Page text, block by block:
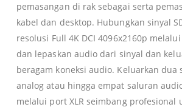
pemasangan di rak sebagai serta
kabel dan desktop. Hubungkan sinyal
resolusi Full 4K DCI 4096x2160p
dan lepaskan audio dari sinyal dan
beragam koneksi audio. Keluarkan dua
analog atau hingga empat saluran
melalui port XLR seimbang profesional